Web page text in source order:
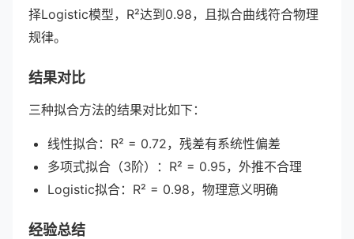
择Logistic模型，R²达到0.98，且拟合曲线符合物理
规律。
结果对比
三种拟合方法的结果对比如下：
线性拟合：R² = 0.72，残差有系统性偏差
多项式拟合（3阶）：R² = 0.95，外推不合理
Logistic拟合：R² = 0.98，物理意义明确
经验总结